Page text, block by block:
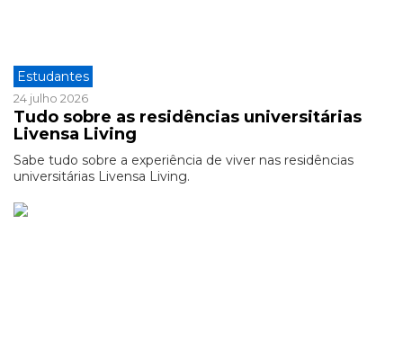
Estudantes
24 julho 2026
Tudo sobre as residências universitárias
Livensa Living
Sabe tudo sobre a experiência de viver nas residências
universitárias Livensa Living.